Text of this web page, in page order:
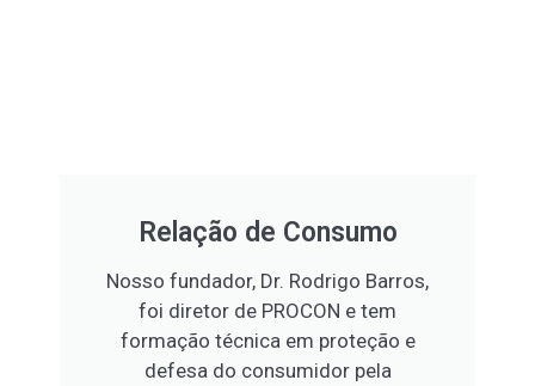
Relação de Consumo
Nosso fundador, Dr. Rodrigo Barros,
foi diretor de PROCON e tem
formação técnica em proteção e
defesa do consumidor pela